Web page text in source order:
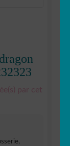
par cet